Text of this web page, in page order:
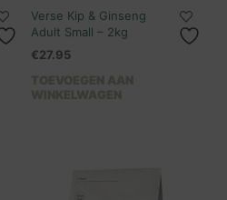
Verse Kip & Ginseng
Adult Small – 2kg
€27.95
TOEVOEGEN AAN
WINKELWAGEN